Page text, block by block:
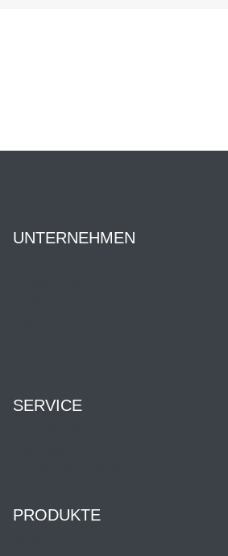
UNTERNEHMEN
SERVICE
PRODUKTE